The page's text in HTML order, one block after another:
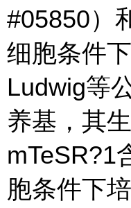
#05850）
细胞条件
Ludwig等
养基，其
mTeSR?1
胞条件下